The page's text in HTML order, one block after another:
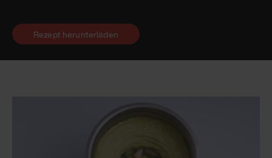
Rezept herunterladen